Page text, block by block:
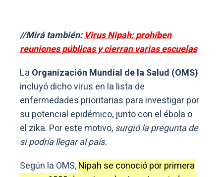
//Mirá también:Virus Nipah: prohíben
reuniones públicas y cierran varias escuelas
La Organización Mundial de la Salud (OMS)
incluyó dicho virus en la lista de
enfermedades prioritarias para investigar por
su potencial epidémico, junto con el ébola o
el zika. Por este motivo,surgió la pregunta de
si podría llegar al país.
Según la OMS,Nipah se conoció por primera